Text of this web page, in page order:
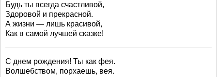
Будь ты всегда счастливой,
Здоровой и прекрасной.
А жизни — лишь красивой,
Как в самой лучшей сказке!
С днем рождения! Ты как фея.
Волшебством, порхаешь, вея.